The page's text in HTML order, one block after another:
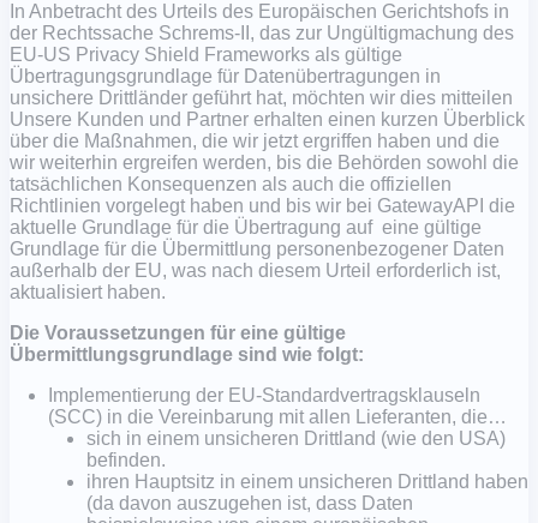
In Anbetracht des Urteils des Europäischen Gerichtshofs in
der Rechtssache Schrems-II, das zur Ungültigmachung des
EU-US Privacy Shield Frameworks als gültige
Übertragungsgrundlage für Datenübertragungen in
unsichere Drittländer geführt hat, möchten wir dies mitteilen
Unsere Kunden und Partner erhalten einen kurzen Überblick
über die Maßnahmen, die wir jetzt ergriffen haben und die
wir weiterhin ergreifen werden, bis die Behörden sowohl die
tatsächlichen Konsequenzen als auch die offiziellen
Richtlinien vorgelegt haben und bis wir bei GatewayAPI die
aktuelle Grundlage für die Übertragung auf eine gültige
Grundlage für die Übermittlung personenbezogener Daten
außerhalb der EU, was nach diesem Urteil erforderlich ist,
aktualisiert haben.
Die Voraussetzungen für eine gültige
Übermittlungsgrundlage sind wie folgt:
Implementierung der EU-Standardvertragsklauseln
(SCC) in die Vereinbarung mit allen Lieferanten, die…
sich in einem unsicheren Drittland (wie den USA)
befinden.
ihren Hauptsitz in einem unsicheren Drittland haben
(da davon auszugehen ist, dass Daten